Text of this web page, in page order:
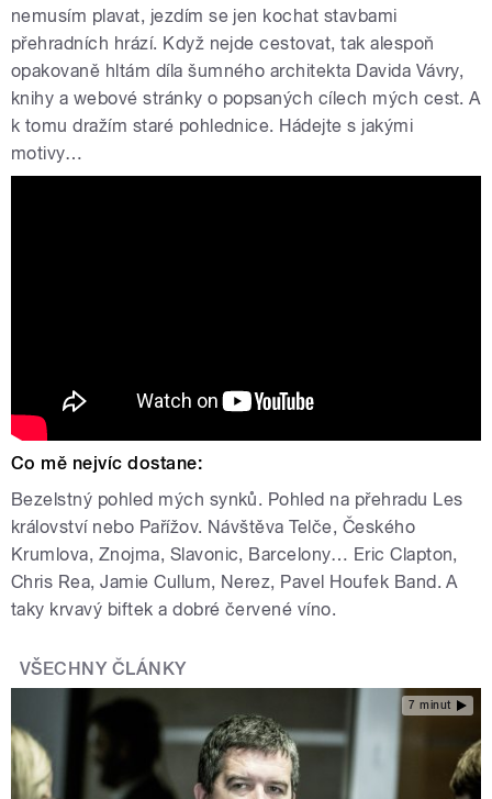
nemusím plavat, jezdím se jen kochat stavbami
přehradních hrází. Když nejde cestovat, tak alespoň
opakovaně hltám díla šumného architekta Davida Vávry,
knihy a webové stránky o popsaných cílech mých cest. A
k tomu dražím staré pohlednice. Hádejte s jakými
motivy…
Co mě nejvíc dostane:
Bezelstný pohled mých synků. Pohled na přehradu Les
království nebo Pařížov. Návštěva Telče, Českého
Krumlova, Znojma, Slavonic, Barcelony… Eric Clapton,
Chris Rea, Jamie Cullum, Nerez, Pavel Houfek Band. A
taky krvavý biftek a dobré červené víno.
VŠECHNY ČLÁNKY
7 minut